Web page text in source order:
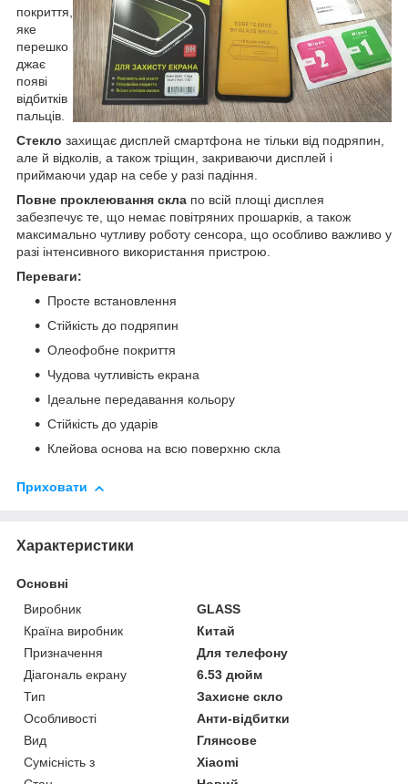
покриття,
яке
перешко
джає
появі
відбитків
пальців.
Стекло захищає дисплей смартфона не тільки від подряпин,
але й відколів, а також тріщин, закриваючи дисплей і
приймаючи удар на себе у разі падіння.
Повне проклеювання скла по всій площі дисплея
забезпечує те, що немає повітряних прошарків, а також
максимально чутливу роботу сенсора, що особливо важливо у
разі інтенсивного використання пристрою.
Переваги:
Просте встановлення
Стійкість до подряпин
Олеофобне покриття
Чудова чутливість екрана
Ідеальне передавання кольору
Стійкість до ударів
Клейова основа на всю поверхню скла
Приховати
Характеристики
Основні
Виробник
GLASS
Країна виробник
Китай
Призначення
Для телефону
Діагональ екрану
6.53 дюйм
Тип
Захисне скло
Особливості
Анти-відбитки
Вид
Глянсове
Сумісність з
Xiaomi